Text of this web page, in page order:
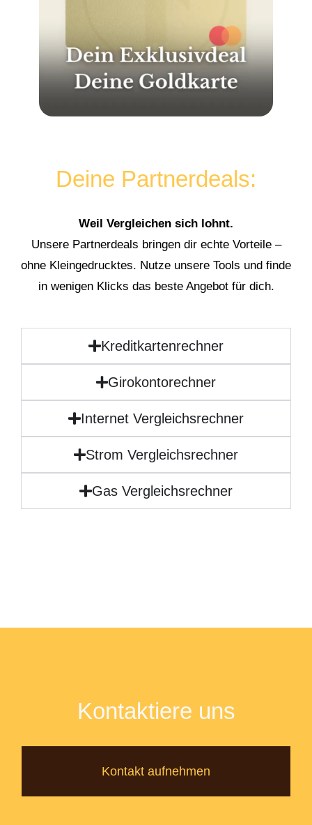
Deine Partnerdeals:
Weil Vergleichen sich lohnt.
Unsere Partnerdeals bringen dir echte Vorteile –
ohne Kleingedrucktes. Nutze unsere Tools und finde
in wenigen Klicks das beste Angebot für dich.
Kreditkartenrechner
Girokontorechner
Internet Vergleichsrechner
Strom Vergleichsrechner
Gas Vergleichsrechner
Kontaktiere uns
Kontakt aufnehmen